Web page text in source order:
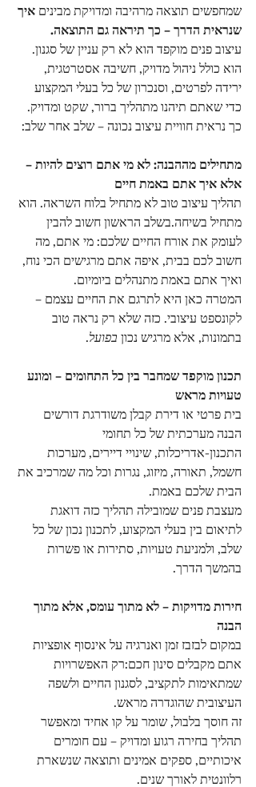
שמחפשים תוצאה מרהיבה ומדויקת מבינים איך
שנראית הדרך – כך תיראה גם התוצאה.
עיצוב פנים מוקפד הוא לא רק עניין של סגנון.
הוא כולל ניהול מדויק, חשיבה אסטרטגית,
ירידה לפרטים, וסנכרון של כל בעלי המקצוע
כדי שאתם תיהנו מתהליך ברור, שקט ומדויק.
כך נראית חוויית עיצוב נכונה – שלב אחר שלב:
מתחילים מההבנה: לא מי אתם רוצים להיות –
אלא איך אתם באמת חיים
תהליך עיצוב טוב לא מתחיל בלוח השראה. הוא
מתחיל בשיחה.בשלב הראשון חשוב להבין
לעומק את אורח החיים שלכם: מי אתם, מה
חשוב לכם בבית, איפה אתם מרגישים הכי נוח,
ואיך אתם באמת מתנהלים ביומיום.
המטרה כאן היא לתרגם את החיים עצמם –
לקונספט עיצובי. כזה שלא רק נראה טוב
בתמונות, אלא מרגיש נכון בפועל.
תכנון מוקפד שמחבר בין כל התחומים – ומונע
טעויות מראש
בית פרטי או דירת קבלן משודרגת דורשים
הבנה מערכתית של כל תחומי
התכנון-אדריכלות, שינויי דיירים, מערכות
חשמל, תאורה, מיזוג, נגרות וכל מה שמרכיב את
הבית שלכם באמת.
מעצבת פנים שמובילה תהליך כזה דואגת
לתיאום בין בעלי המקצוע, לתכנון נכון של כל
שלב, ולמניעת טעויות, סתירות או פשרות
בהמשך הדרך.
חירות מדויקות – לא מתוך עומס, אלא מתוך
הבנה
במקום לבזבז זמן ואנרגיה על אינסוף אופציות
אתם מקבלים סינון חכם:רק האפשרויות
שמתאימות לתקציב, לסגנון החיים ולשפה
העיצובית שהוגדרה מראש.
זה חוסך בלבול, שומר על קו אחיד ומאפשר
תהליך בחירה רגוע ומדויק – עם חומרים
איכותיים, ספקים אמינים ותוצאה שנשארת
רלוונטית לאורך שנים.